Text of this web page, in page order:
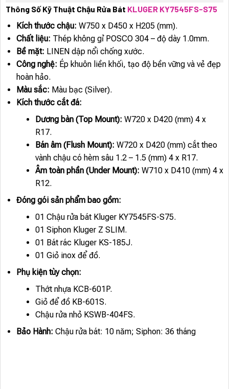
Thông Số Kỹ Thuật Chậu Rửa Bát KLUGER KY7545FS-S75
Kích thước chậu: W750 x D450 x H205 (mm).
Chất liệu: Thép không gỉ POSCO 304 – độ dày 1.0mm.
Bề mặt: LINEN dập nổi chống xước.
Công nghệ: Ép khuôn liền khối, tạo độ bền vững và vẻ đẹp
hoàn hảo.
Màu sắc: Màu bạc (Silver).
Kích thước cắt đá:
Dương bàn (Top Mount): W720 x D420 (mm) 4 x
R17.
Bán âm (Flush Mount): W720 x D420 (mm) cắt theo
vành chậu có hèm sâu 1.2 – 1.5 (mm) 4 x R17.
Âm toàn phần (Under Mount): W710 x D410 (mm) 4 x
R12.
Đóng gói sản phẩm bao gồm:
01 Chậu rửa bát Kluger KY7545FS-S75.
01 Siphon Kluger Z SLIM.
01 Bát rác Kluger KS-185J.
01 Giỏ inox để đồ.
Phụ kiện tùy chọn:
Thớt nhựa KCB-601P.
Giỏ để đồ KB-601S.
Chậu rửa nhỏ KSWB-404FS.
Bảo Hành: Chậu rửa bát: 10 năm; Siphon: 36 tháng